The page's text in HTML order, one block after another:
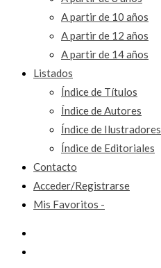
A partir de 10 años
A partir de 12 años
A partir de 14 años
Listados
Índice de Títulos
Índice de Autores
Índice de Ilustradores
Índice de Editoriales
Contacto
Acceder/Registrarse
Mis Favoritos -